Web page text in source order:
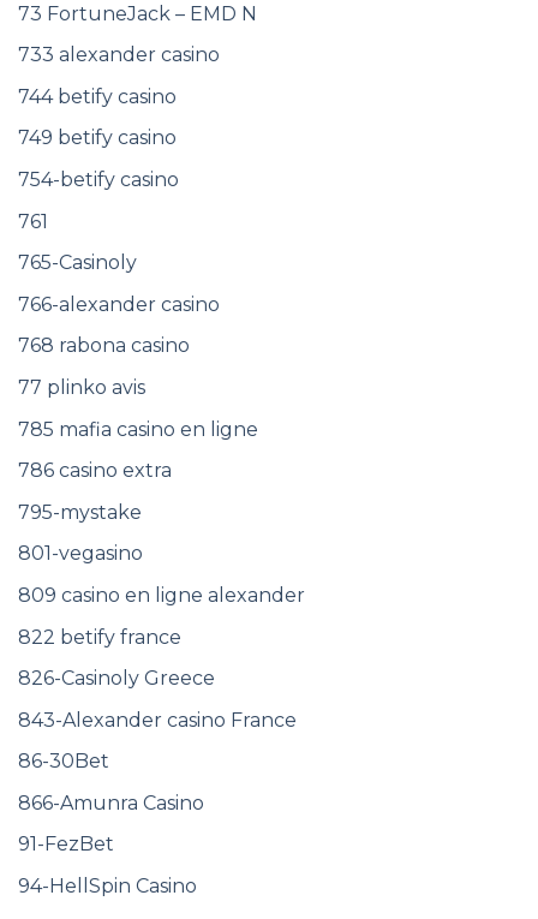
73 FortuneJack – EMD N
733 alexander casino
744 betify casino
749 betify casino
754-betify casino
761
765-Casinoly
766-alexander casino
768 rabona casino
77 plinko avis
785 mafia casino en ligne
786 casino extra
795-mystake
801-vegasino
809 casino en ligne alexander
822 betify france
826-Casinoly Greece
843-Alexander casino France
86-30Bet
866-Amunra Casino
91-FezBet
94-HellSpin Casino